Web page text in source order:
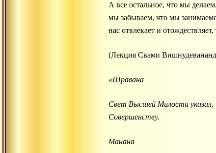
А все остальное, что мы
мы забываем, что мы
нас отвлекает и
(Лекция Свами
«Шравана
Свет Высшей Милости указал,
Совершенству.
Манана